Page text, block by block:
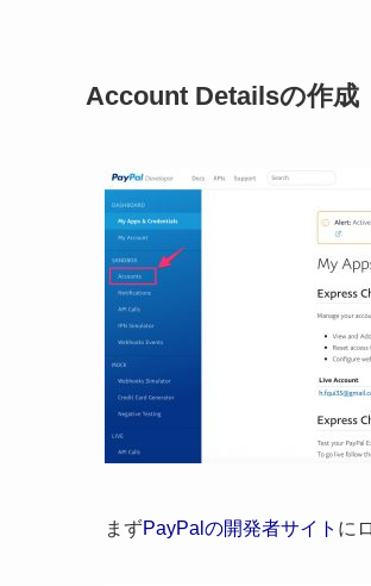
Account Detailsの作成
まずPayPalの開発者サイト に